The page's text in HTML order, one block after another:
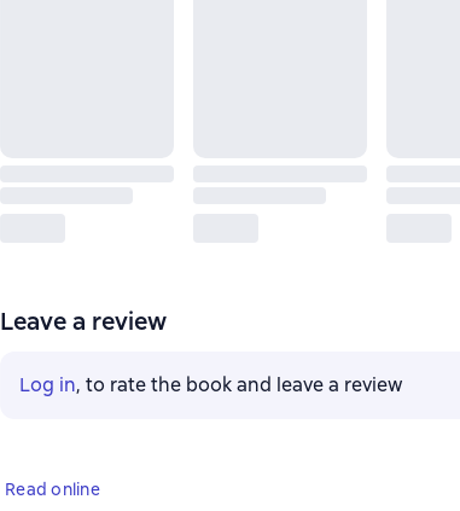
Leave a review
Log in, to rate the book and leave a review
Read online